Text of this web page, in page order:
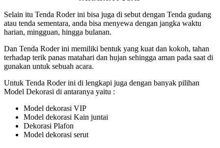
Selain itu Tenda Roder ini bisa juga di sebut dengan Tenda gudang
atau tenda sementara, anda bisa menyewa dengan jangka waktu
harian, mingguan, hingga bulanan.
Dan Tenda Roder ini memiliki bentuk yang kuat dan kokoh, tahan
terhadap terik panas matahari dan hujan sehingga aman pada saat di
gunakan untuk sebuah acara.
Untuk Tenda Roder ini di lengkapi juga dengan banyak pilihan
Model Dekorasi di antaranya yaitu :
Model dekorasi VIP
Model dekorasi Kain juntai
Dekorasi Plafon
Model dekorasi serut